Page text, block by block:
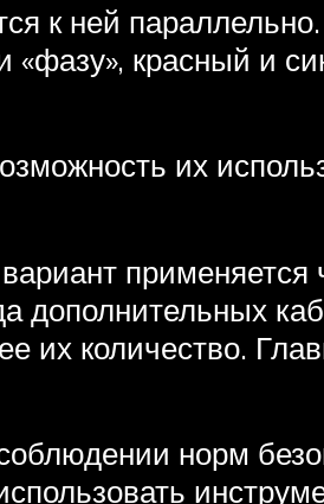
к ней параллельно.
«фазу», красный и
их
применяется
дополнительных
их количество.
норм